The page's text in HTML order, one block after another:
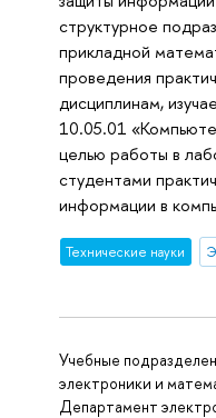
структурное
прикладной
проведения
дисциплинам,
10.05.01
целью работы в
студентами
информации в
Тех­ничес­кие науки
Учебные
электроники и
Департамент